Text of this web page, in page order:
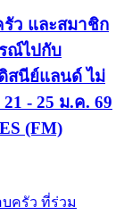
ว และสมาชิก
ณ์ไปกับ
สนีย์แลนด์ ไม่
- 25 ม.ค. 69
(FM)